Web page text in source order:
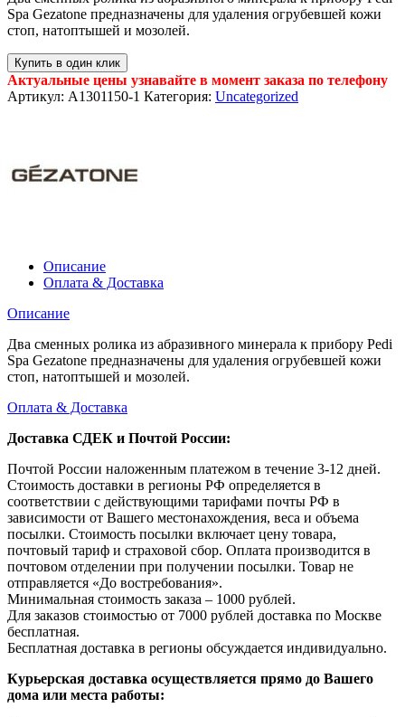
Spa Gezatone предназначены для удаления огрубевшей кожи
стоп, натоптышей и мозолей.
Купить в один клик
Актуальные цены узнавайте в момент заказа по телефону
Артикул: A1301150-1 Категория: Uncategorized
Описание
Оплата & Доставка
Описание
Два сменных ролика из абразивного минерала к прибору Pedi
Spa Gezatone предназначены для удаления огрубевшей кожи
стоп, натоптышей и мозолей.
Оплата & Доставка
Доставка СДЕК и Почтой России:
Почтой России наложенным платежом в течение 3-12 дней.
Стоимость доставки в регионы РФ определяется в
соответствии с действующими тарифами почты РФ в
зависимости от Вашего местонахождения, веса и объема
посылки. Стоимость посылки включает цену товара,
почтовый тариф и страховой сбор. Оплата производится в
почтовом отделении при получении посылки. Товар не
отправляется «До востребования».
Минимальная стоимость заказа – 1000 рублей.
Для заказов стоимостью от 7000 рублей доставка по Москве
бесплатная.
Бесплатная доставка в регионы обсуждается индивидуально.
Курьерская доставка осуществляется прямо до Вашего
дома или места работы: